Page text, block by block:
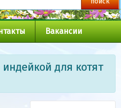
Вакансии
для котят